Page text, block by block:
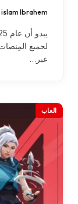
islam Ibrahem
لجميع
عبر…
العاب